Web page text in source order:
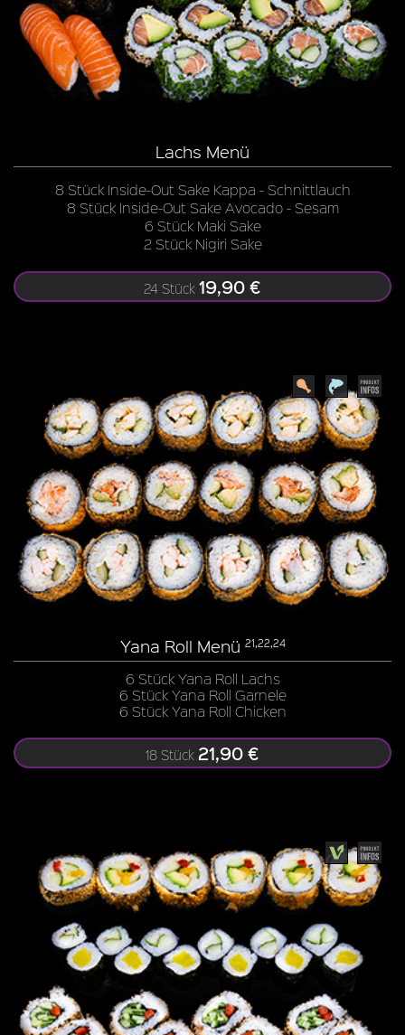
Lachs Menü
8 Stück Inside-Out Sake Kappa - Schnittlauch
8 Stück Inside-Out Sake Avocado - Sesam
6 Stück Maki Sake
2 Stück Nigiri Sake
24 Stück 19,90 €
Yana Roll Menü 21,22,24
6 Stück Yana Roll Lachs
6 Stück Yana Roll Garnele
6 Stück Yana Roll Chicken
18 Stück 21,90 €